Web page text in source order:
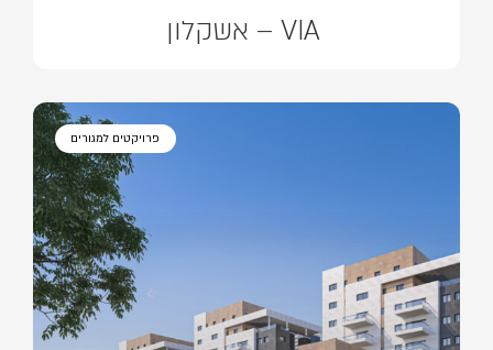
VIA – אשקלון
פרויקטים למגורים